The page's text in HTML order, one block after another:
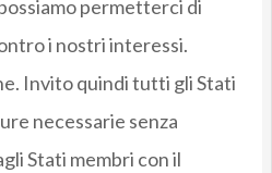
permetterci di
i nostri interessi.
Invito quindi tutti gli Stati
necessarie senza
Stati membri con il